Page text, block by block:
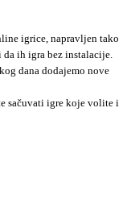
igrice, napravljen tako
ih igra bez instalacije.
dana dodajemo nove
sačuvati igre koje volite i